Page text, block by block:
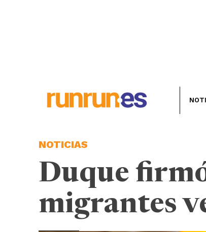
NOTICIAS
Duque
migrantes